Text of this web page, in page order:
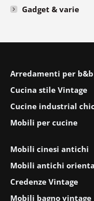
Gadget & varie
Arredamenti per b&b
Cucina stile Vintage
Cucine industrial chic
Mobili per cucine
Mobili cinesi antichi
Mobili antichi
Credenze Vintage
Mobili bagno vintage